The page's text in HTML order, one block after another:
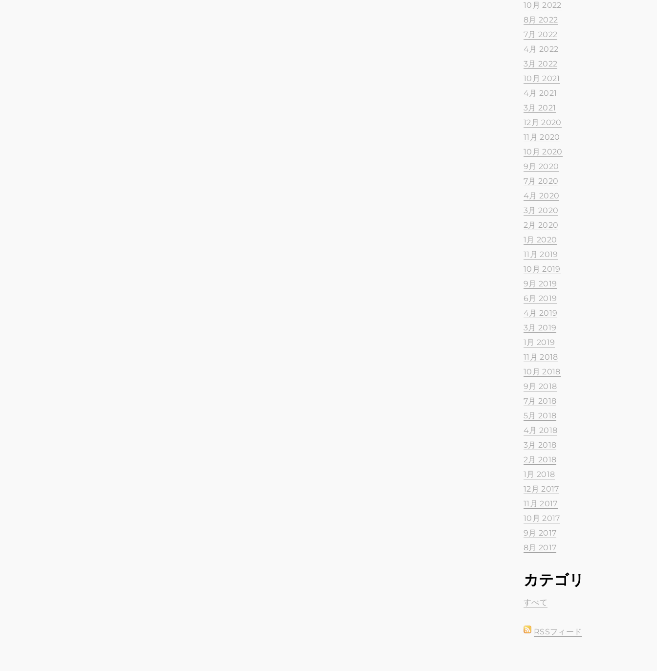
10月 2022
8月 2022
7月 2022
4月 2022
3月 2022
10月 2021
4月 2021
3月 2021
12月 2020
11月 2020
10月 2020
9月 2020
7月 2020
4月 2020
3月 2020
2月 2020
1月 2020
11月 2019
10月 2019
9月 2019
6月 2019
4月 2019
3月 2019
1月 2019
11月 2018
10月 2018
9月 2018
7月 2018
5月 2018
4月 2018
3月 2018
2月 2018
1月 2018
12月 2017
11月 2017
10月 2017
9月 2017
8月 2017
カテゴリ
すべて
RSSフィード